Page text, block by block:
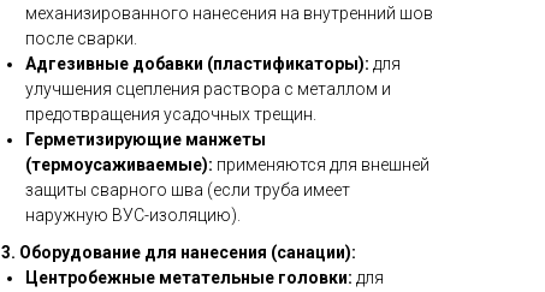
механизированного нанесения на внутренний шов
после сварки.
Адгезивные добавки (пластификаторы): для
улучшения сцепления раствора с металлом и
предотвращения усадочных трещин.
Герметизирующие манжеты
(термоусаживаемые): применяются для внешней
защиты сварного шва (если труба имеет
наружную ВУС-изоляцию).
3. Оборудование для нанесения (санации):
Центробежные метательные головки: для